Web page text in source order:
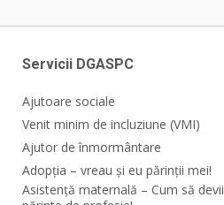
Servicii DGASPC
Ajutoare sociale
Venit minim de incluziune (VMI)
Ajutor de înmormântare
Adopția – vreau și eu părinții mei!
Asistență maternală – Cum să devii